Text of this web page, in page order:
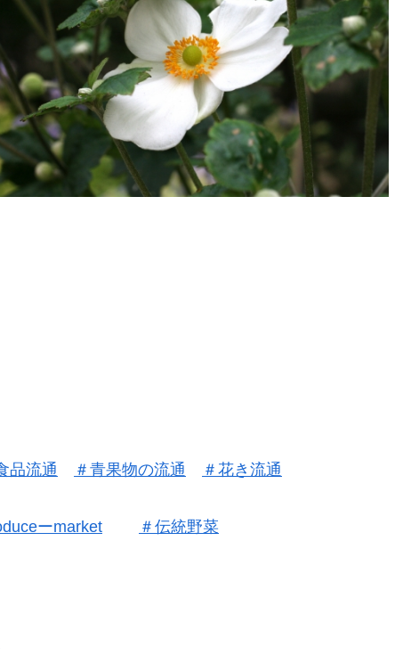
品流通 ＃ 青果物の流通 ＃花き流通
ーmarket ＃伝統野菜